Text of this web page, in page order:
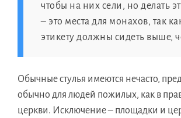
чтобы на них сели, но делать
– это места для монахов, так
этикету должны сидеть выше,
Обычные стулья имеются нечасто,
обычно для людей пожилых, как в
церкви. Исключение – площадки и